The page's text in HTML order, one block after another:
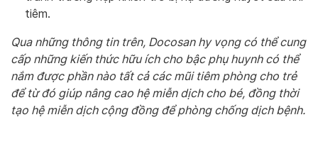
tiêm.
Qua những thông tin trên, Docosan hy vọng có thể cung
cấp những kiến thức hữu ích cho bậc phụ huynh có thể
nắm được phần nào tất cả các mũi tiêm phòng cho trẻ
để từ đó giúp nâng cao hệ miễn dịch cho bé, đồng thời
tạo hệ miễn dịch cộng đồng để phòng chống dịch bệnh.